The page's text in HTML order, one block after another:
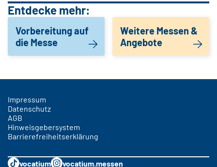
Entdecke mehr:
Vorbereitung auf
die Messe
Weitere Messen &
Angebote
Impressum
Datenschutz
AGB
Hinweisgebersystem
Barrierefreiheitserklärung
vocatium vocatium.messen